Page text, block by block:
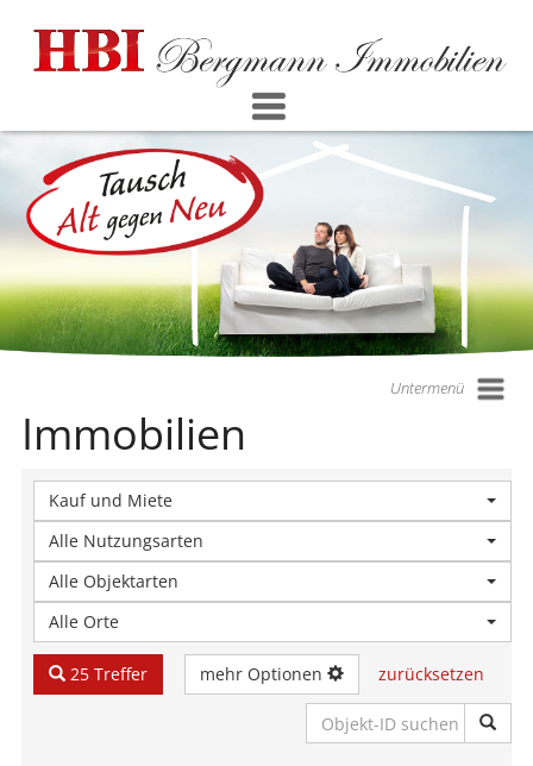
Untermenü
Immobilien
Kauf und Miete
Alle Nutzungsarten
Alle Objektarten
Alle Orte
25 Treffer mehr Optionen zurücksetzen